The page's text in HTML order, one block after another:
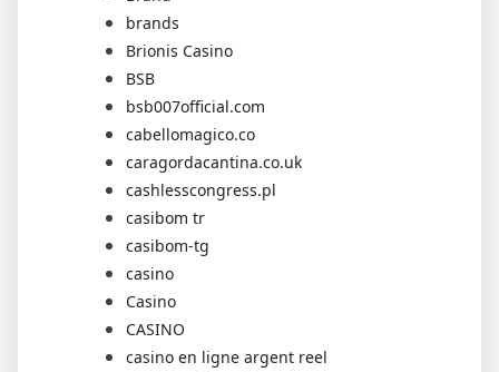
brands
Brionis Casino
BSB
bsb007official.com
cabellomagico.co
caragordacantina.co.uk
cashlesscongress.pl
casibom tr
casibom-tg
casino
Casino
CASINO
casino en ligne argent reel